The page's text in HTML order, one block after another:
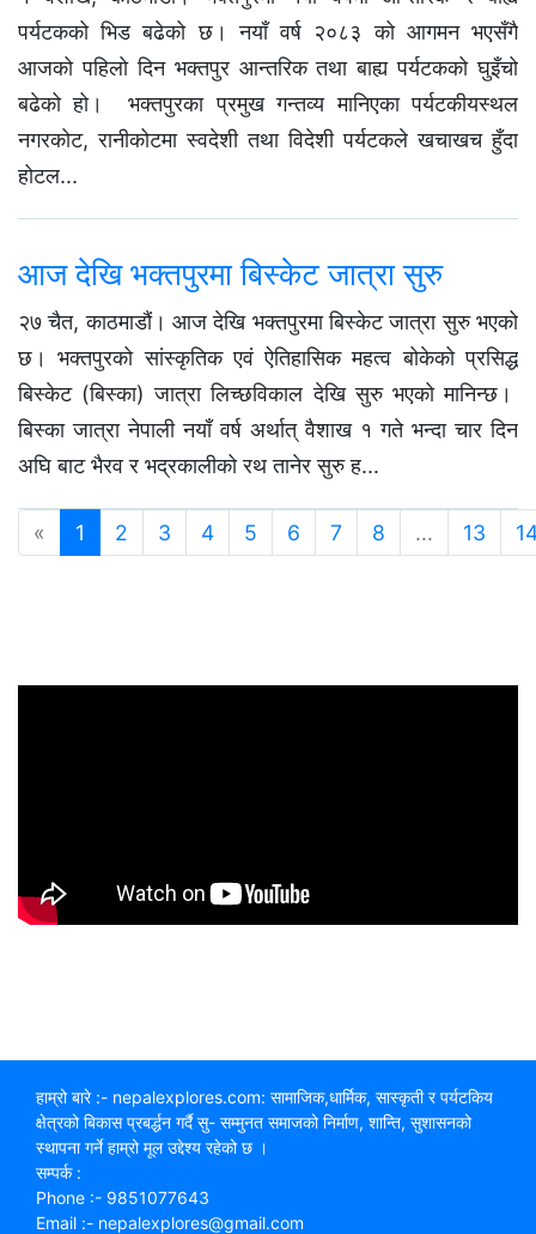
पर्यटकको भिड बढेको छ। नयाँ वर्ष २०८३ को आगमन भएसँगै
आजको पहिलो दिन भक्तपुर आन्तरिक तथा बाह्य पर्यटकको घुइँचो
बढेको हो। भक्तपुरका प्रमुख गन्तव्य मानिएका पर्यटकीयस्थल
नगरकोट, रानीकोटमा स्वदेशी तथा विदेशी पर्यटकले खचाखच हुँदा
होटल...
आज देखि भक्तपुरमा बिस्केट जात्रा सुरु
२७ चैत, काठमाडौं। आज देखि भक्तपुरमा बिस्केट जात्रा सुरु भएको
छ। भक्तपुरको सांस्कृतिक एवं ऐतिहासिक महत्व बोकेको प्रसिद्ध
बिस्केट (बिस्का) जात्रा लिच्छविकाल देखि सुरु भएको मानिन्छ।
बिस्का जात्रा नेपाली नयाँ वर्ष अर्थात् वैशाख १ गते भन्दा चार दिन
अघि बाट भैरव र भद्रकालीको रथ तानेर सुरु ह...
« 1 2 3 4 5 6 7 8 ... 13
हाम्रो बारे :- nepalexplores.com: सामाजिक,धार्मिक, सास्कृती र पर्यटकिय
क्षेत्रको बिकास प्रबर्द्धन गर्दै सु- सम्मुनत समाजको निर्माण, शान्ति, सुशासनको
स्थापना गर्ने हाम्रो मूल उद्देश्य रहेको छ ।
सम्पर्क :
Phone :- 9851077643
Email :- nepalexplores@gmail.com